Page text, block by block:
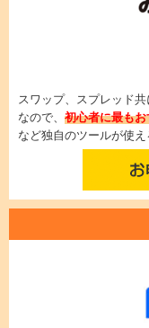
スワップ、スプレッド
なので、 初心者に最も
など独自のツールが使え